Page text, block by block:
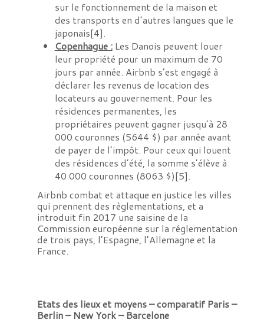
sur le fonctionnement de la maison et
des transports en d’autres langues que le
japonais[4].
Copenhague :Les Danois peuvent louer
leur propriété pour un maximum de 70
jours par année. Airbnb s’est engagé à
déclarer les revenus de location des
locateurs au gouvernement. Pour les
résidences permanentes, les
propriétaires peuvent gagner jusqu’à 28
000 couronnes (5644 $) par année avant
de payer de l’impôt. Pour ceux qui louent
des résidences d’été, la somme s’élève à
40 000 couronnes (8063 $)[5].
Airbnb combat et attaque en justice les villes
qui prennent des règlementations, et a
introduit fin 2017 une saisine de la
Commission européenne sur la réglementation
de trois pays, l’Espagne, l’Allemagne et la
France.
Etats des lieux et moyens – comparatif Paris –
Berlin – New York – Barcelone